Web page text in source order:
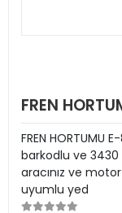
FREN
FREN
barkodlu ve 3430
aracınız ve
uyumlu yed